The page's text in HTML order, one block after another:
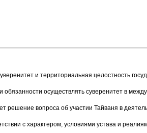
и территориальная целостность
осуществлять суверенитет в
решение вопроса об участии Тайваня в
с характером, условиями устава и